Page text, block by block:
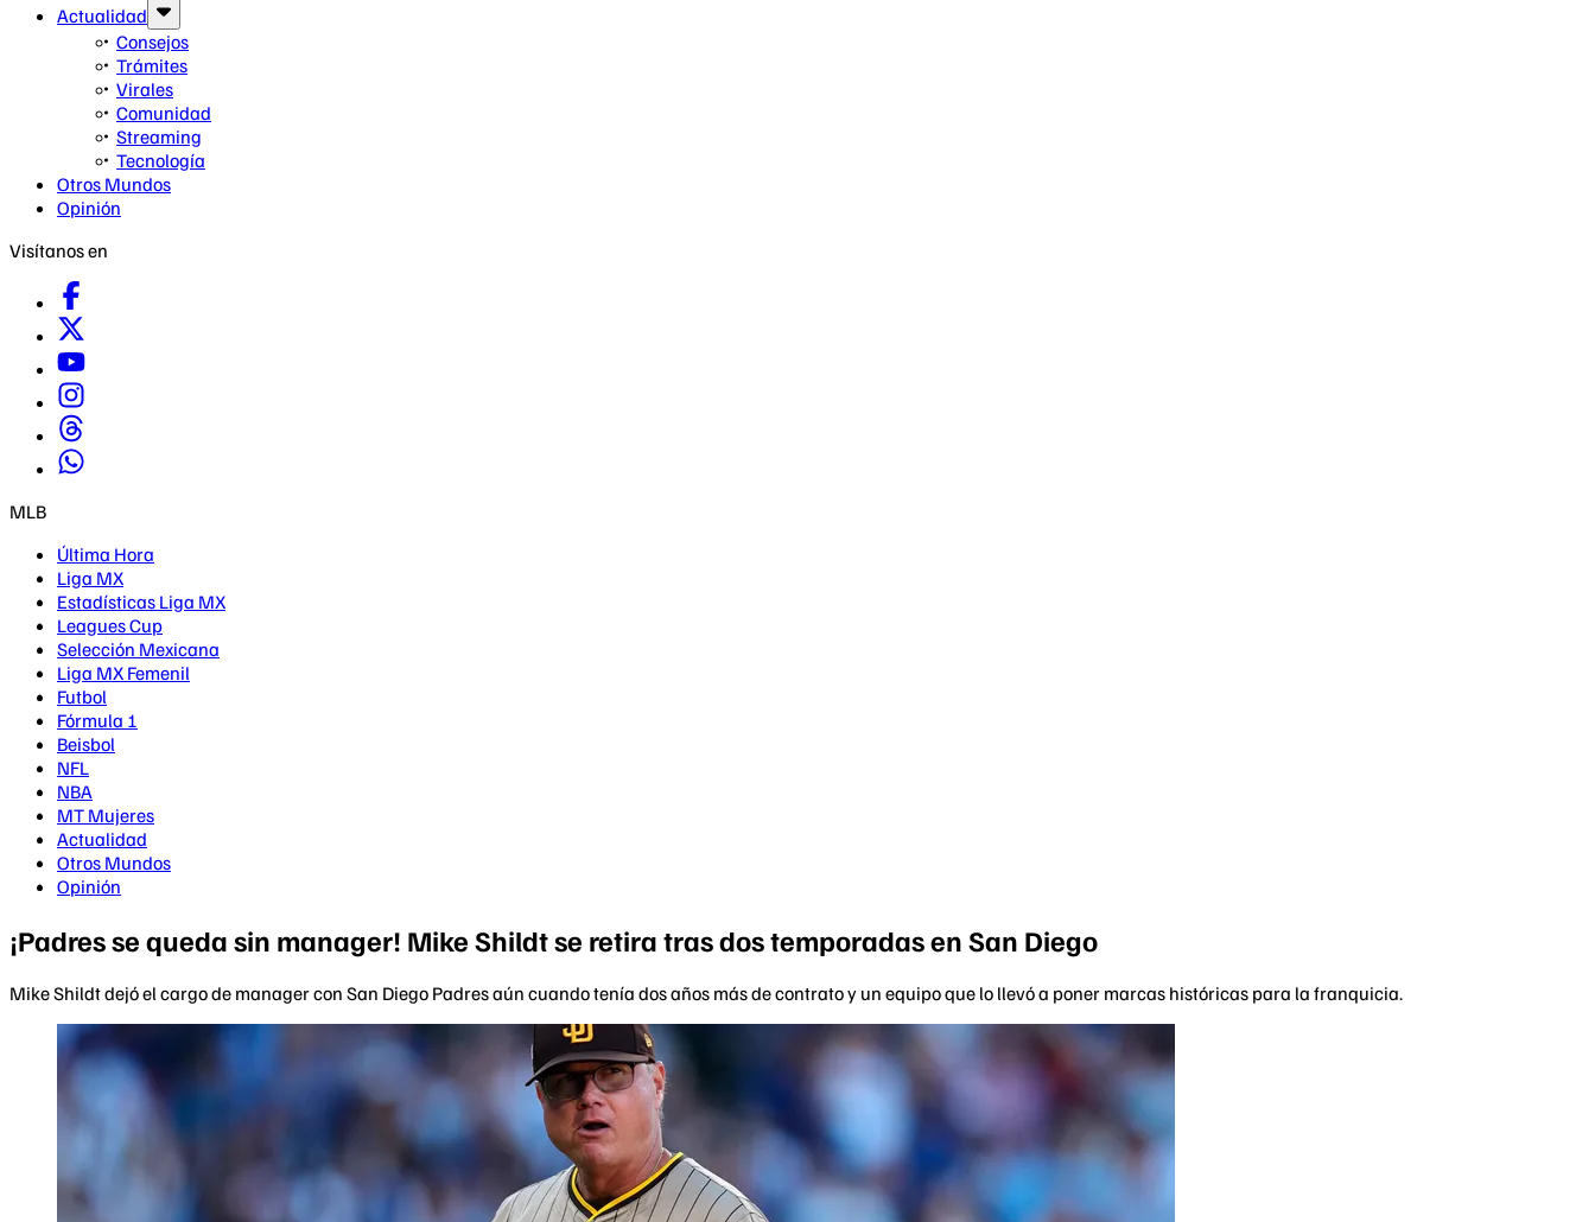
Actualidad
Consejos
Trámites
Virales
Comunidad
Streaming
Tecnología
Otros Mundos
Opinión
Visítanos en
MLB
Última Hora
Liga MX
Estadísticas Liga MX
Leagues Cup
Selección Mexicana
Liga MX Femenil
Futbol
Fórmula 1
Beisbol
NFL
NBA
MT Mujeres
Actualidad
Otros Mundos
Opinión
¡Padres se queda sin manager! Mike Shildt se retira tras dos temporadas en San Diego
Mike Shildt dejó el cargo de manager con San Diego Padres aún cuando tenía dos años más de contrato y un equipo que lo llevó a poner marcas históricas para la franquicia.